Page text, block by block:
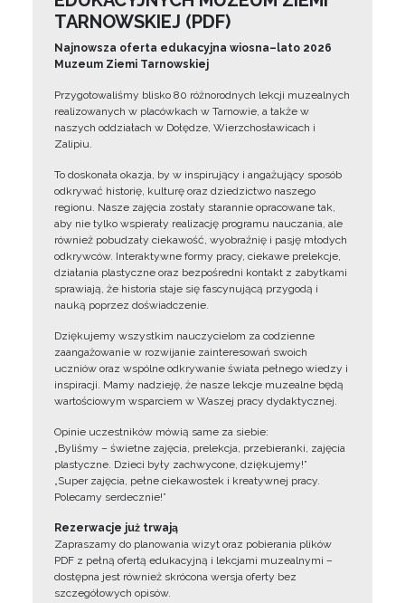
TARNOWSKIEJ (PDF)
Najnowsza oferta edukacyjna wiosna–lato 2026
Muzeum Ziemi Tarnowskiej
Przygotowaliśmy blisko 80 różnorodnych lekcji muzealnych
realizowanych w placówkach w Tarnowie, a także w
naszych oddziałach w Dołędze, Wierzchosławicach i
Zalipiu.
To doskonała okazja, by w inspirujący i angażujący sposób
odkrywać historię, kulturę oraz dziedzictwo naszego
regionu. Nasze zajęcia zostały starannie opracowane tak,
aby nie tylko wspierały realizację programu nauczania, ale
również pobudzały ciekawość, wyobraźnię i pasję młodych
odkrywców. Interaktywne formy pracy, ciekawe prelekcje,
działania plastyczne oraz bezpośredni kontakt z zabytkami
sprawiają, że historia staje się fascynującą przygodą i
nauką poprzez doświadczenie.
Dziękujemy wszystkim nauczycielom za codzienne
zaangażowanie w rozwijanie zainteresowań swoich
uczniów oraz wspólne odkrywanie świata pełnego wiedzy i
inspiracji. Mamy nadzieję, że nasze lekcje muzealne będą
wartościowym wsparciem w Waszej pracy dydaktycznej.
Opinie uczestników mówią same za siebie:
„Byliśmy – świetne zajęcia, prelekcja, przebieranki, zajęcia
plastyczne. Dzieci były zachwycone, dziękujemy!”
„Super zajęcia, pełne ciekawostek i kreatywnej pracy.
Polecamy serdecznie!”
Rezerwacje już trwają
Zapraszamy do planowania wizyt oraz pobierania plików
PDF z pełną ofertą edukacyjną i lekcjami muzealnymi –
dostępna jest również skrócona wersja oferty bez
szczegółowych opisów.